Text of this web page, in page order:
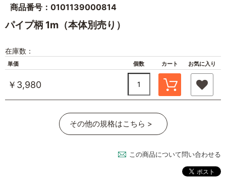
商品番号：0101139000814
パイプ柄 1m（本体別売り）
在庫数：
単価 個数 カート お気に入り
￥3,980
その他の規格はこちら >
この商品について問い合わせる